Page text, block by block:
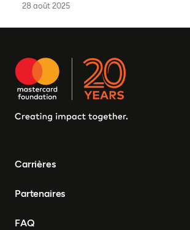
28 août 2025
Carrières
Partenaires
FAQ